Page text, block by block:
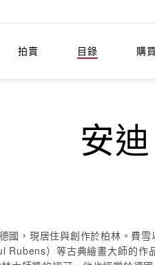
拍賣 目錄 購
安
國，現居住與創作於柏林。費
Rubens）等古典繪畫大師的